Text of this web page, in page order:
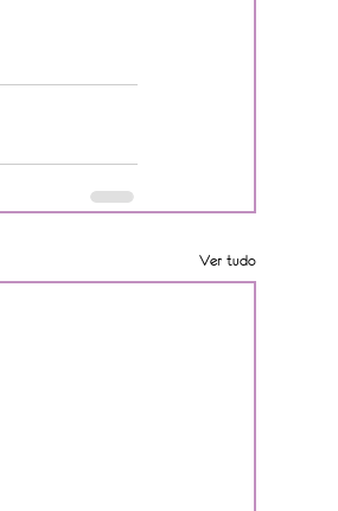
Ver tudo